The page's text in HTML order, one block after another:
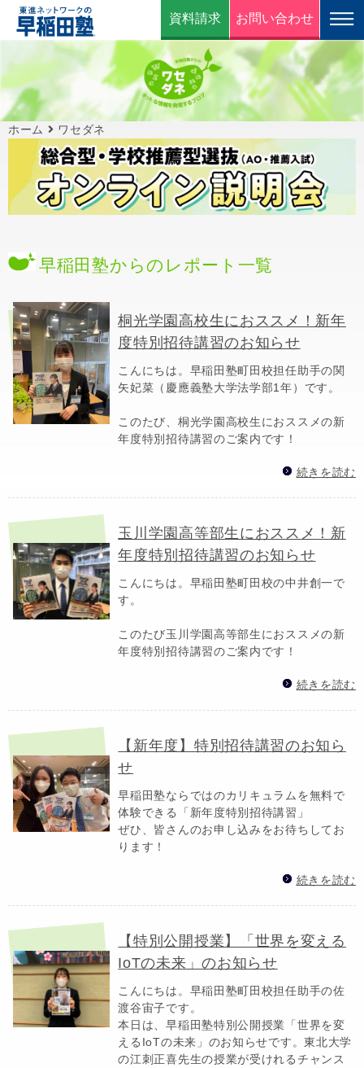
資料請求 お問い合わせ
ホーム ワセダネ
早稲田塾からのレポート一覧
桐光学園高校生におススメ！新年
度特別招待講習のお知らせ
こんにちは。早稲田塾町田校担任助手の関
矢妃菜（慶應義塾大学法学部1年）です。
このたび、桐光学園高校生におススメの新
年度特別招待講習のご案内です！
続きを読む
玉川学園高等部生におススメ！新
年度特別招待講習のお知らせ
こんにちは。早稲田塾町田校の中井創一で
す。
このたび玉川学園高等部生におススメの新
年度特別招待講習のご案内です！
続きを読む
【新年度】特別招待講習のお知ら
せ
早稲田塾ならではのカリキュラムを無料で
体験できる「新年度特別招待講習」
ぜひ、皆さんのお申し込みをお待ちしてお
ります！
続きを読む
【特別公開授業】「世界を変える
IoTの未来」のお知らせ
こんにちは。早稲田塾町田校担任助手の佐
渡谷宙子です。
本日は、早稲田塾特別公開授業「世界を変
えるIoTの未来」のお知らせです。東北大学
の江刺正喜先生の授業が受けれるチャンス